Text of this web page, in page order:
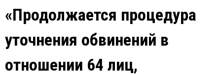
«Продолжается процедура
уточнения обвинений в
отношении 64 лиц,